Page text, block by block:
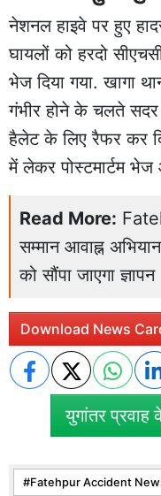
नेशनल हाइवे पर हुए
घायलों को हरदो
भेज दिया गया. खागा
गंभीर होने के चलते
हैलेट के लिए रैफर कर
में लेकर पोस्टमार्टम भेज
Read More:
सम्मान आवाह्न
को सौंपा जाएगा ज्ञापन
Download News
युगांतर प्रवाह
Fatehpur Accident